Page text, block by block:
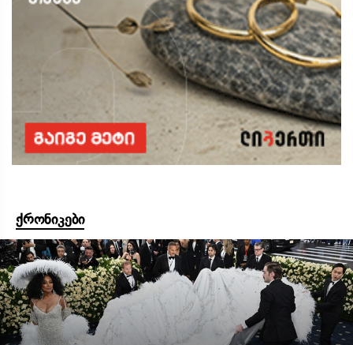
ქრონიკები